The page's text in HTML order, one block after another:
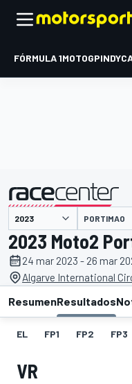
FÓRMULA 1MOTOGP
presentado por PORTIMAO
2023 Moto2
24 mar 2023 - 26 mar
Algarve International
ResumenResultados
EL FP1 FP2 FP3
VR